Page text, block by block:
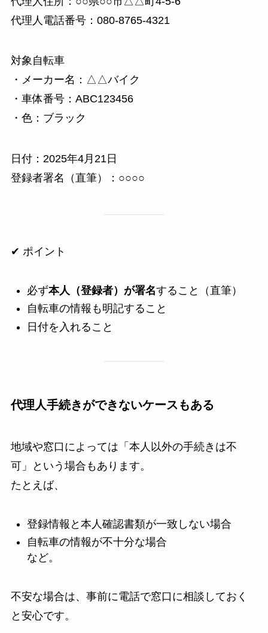
代理人電話番号：080-8765-4321
対象自転車
・メーカー名：△△バイク
・車体番号：ABC123456
・色：ブラック
日付：2025年4月21日
登録者署名（直筆）：○○○○
✔ ポイント
必ず本人（登録者）が署名すること（直筆）
自転車の情報も明記すること
日付を入れること
代理人手続きができないケースもある
地域や窓口によっては「本人以外の手続きは不
可」という場合もあります。
たとえば、
登録情報と本人確認書類が一致しない場合
自転車の情報が不十分な場合
など。
不安な場合は、事前に電話で窓口に相談しておく
と安心です。